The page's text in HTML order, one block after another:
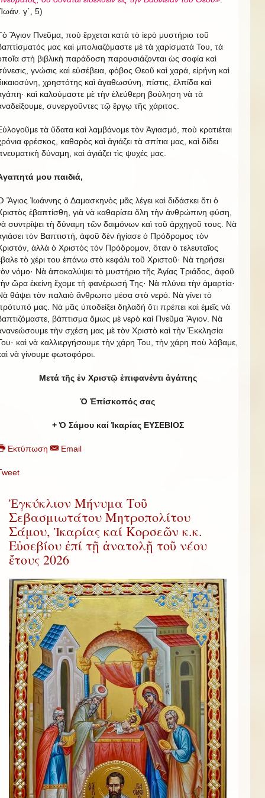
γ΄, 5)
Ἅγιον Πνεῦμα, ποὺ ἔρχεται κατὰ τὸ ἱερὸ μυστήριο τοῦ
μας καὶ μπολιαζόμαστε μὲ τὰ χαρίσματά Του, τὰ
στὴ βιβλικὴ παράδοση παρουσιάζονται ὡς σοφία καὶ
γνώσις καὶ εὐσέβεια, φόβος Θεοῦ καὶ χαρά, εἰρήνη καὶ
χρηστότης καὶ ἀγαθωσύνη, πίστις, ἐλπίδα καὶ
καὶ καλούμαστε μὲ τὴν ἐλεύθερη βούληση νὰ τὰ
συνεργοῦντες τῷ ἔργῳ τῆς χάριτος.
τὰ ὕδατα καὶ λαμβάνομε τὸν Ἁγιασμό, ποὺ κρατιέται
φρέσκος, καθαρὸς καὶ ἀγιάζει τὰ σπίτια μας, καὶ δίδει
δύναμη, καὶ ἀγιάζει τὶς ψυχές μας.
μου παιδιά,
Ἅγιος Ἰωάννης ὁ Δαμασκηνὸς μᾶς λέγει καὶ διδάσκει ὅτι ὁ
ἐβαπτίσθη, γιὰ νὰ καθαρίσει ὅλη τὴν ἀνθρώπινη φύση,
συντρίψει τὴ δύναμη τῶν δαιμόνων καὶ τοῦ ἀρχηγοῦ τους. Νὰ
τὸν Βαπτιστή, ἀφοῦ δὲν ἠγίασε ὁ Πρόδρομος τὸν
ἀλλὰ ὁ Χριστὸς τὸν Πρόδρομον, ὅταν ὁ τελευταῖος
τὸ χέρι του ἐπάνω στὸ κεφάλι τοῦ Χριστοῦ· Νὰ τηρήσει
νόμο· Νὰ ἀποκαλύψει τὸ μυστήριο τῆς Ἁγίας Τριάδος, ἀφοῦ
ὥρα ἐκείνη ἔχομε τὴ φανέρωσή Της· Νὰ πλύνει τὴν ἁμαρτία·
θάψει τὸν παλαιὸ ἄνθρωπο μέσα στὸ νερό. Νὰ γίνει τὸ
μας. Νὰ μᾶς ὑποδείξει δηλαδή ὅτι πρέπει καὶ ἐμεῖς νὰ
βάπτισμα ὅμως μὲ νερὸ καὶ Πνεῦμα Ἅγιον. Νὰ
τὴν σχέση μας μὲ τὸν Χριστὸ καὶ τὴν Ἐκκλησία
καὶ νὰ καλλιεργήσουμε τὴν χάρη Του, τὴν χάρη ποὺ λάβαμε,
νὰ γίνουμε φωτοφόροι.
Μετά τῆς ἐν Χριστῷ ἐπιφανέντι ἀγάπης
Ὁ Ἐπίσκοπός σας
+ Ὁ Σάμου καί Ἰκαρίας ΕΥΣΕΒΙΟΣ
Εκτύπωση Email
Ἐγκύκλιον Μήνυμα Τοῦ
Σεβασμιωτάτου Μητροπολίτου
Σάμου, Ἰκαρίας καί Κορσεῶν κ.κ.
Εὐσεβίου ἐπί τῇ ἀνατολῇ τοῦ νέου
ἔτους 2026